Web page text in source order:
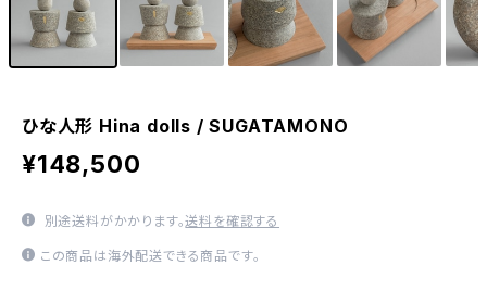
ひな人形 Hina dolls / SUGATAMONO
¥148,500
別途送料がかかります。送料を確認する
この商品は海外配送できる商品です。